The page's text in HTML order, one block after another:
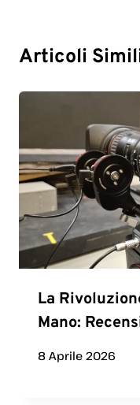
Articoli
La
Mano:
8 Aprile 2026